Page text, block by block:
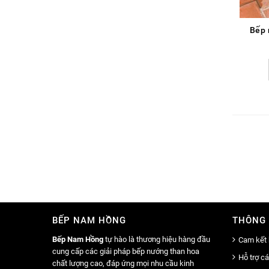
Bếp
BẾP NAM HỒNG
Bếp Nam Hồng tự hào là thương hiệu hàng đầu
cung cấp các giải pháp bếp nướng than hoa
chất lượng cao, đáp ứng mọi nhu cầu kinh
THÔNG
Cam kết
Hỗ trợ